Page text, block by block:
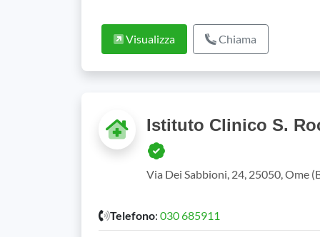
Visualizza Chiama
Istituto Clinico S.
Via Dei Sabbioni, 24, 25050, Ome
Telefono: 030 685911